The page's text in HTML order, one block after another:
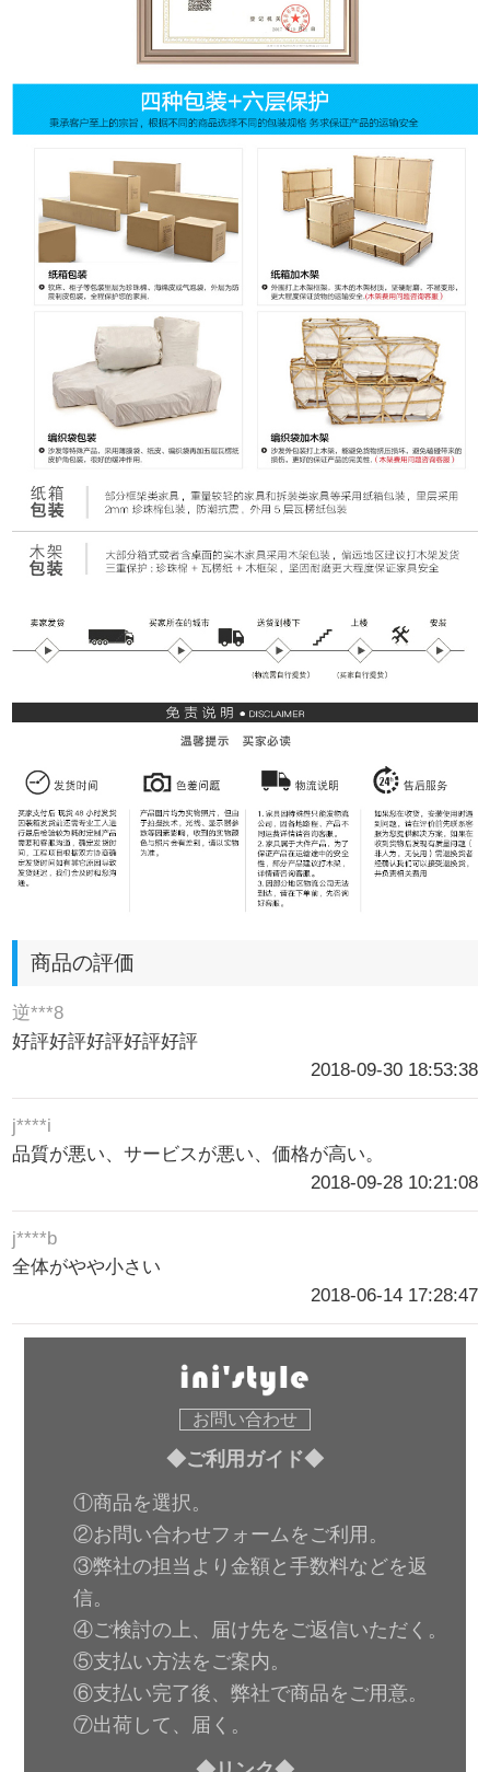
商品の評価
逆***8
好評好評好評好評好評
2018-09-30 18:53:38
j****i
品質が悪い、サービスが悪い、価格が高い。
2018-09-28 10:21:08
j****b
全体がやや小さい
2018-06-14 17:28:47
お問い合わせ
◆ご利用ガイド◆
①商品を選択。
②お問い合わせフォームをご利用。
③弊社の担当より金額と手数料などを返
信。
④ご検討の上、届け先をご返信いただく。
⑤支払い方法をご案内。
⑥支払い完了後、弊社で商品をご用意。
⑦出荷して、届く。